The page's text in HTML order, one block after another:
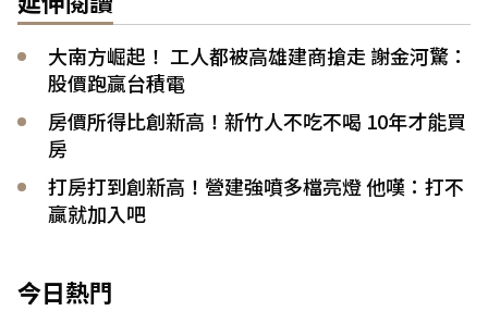
大南方崛起！ 工人都被高雄建商搶走 謝金河驚：
股價跑贏台積電
房價所得比創新高！新竹人不吃不喝 10年才能買
房
打房打到創新高！營建強噴多檔亮燈 他嘆：打不
贏就加入吧
今日熱門